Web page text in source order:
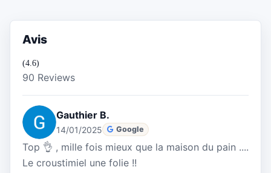
Avis
(4.6)
90 Reviews
Gauthier B.
14/01/2025 Google
Top 👌 , mille fois mieux que la maison du pain ....
Le croustimiel une folie !!